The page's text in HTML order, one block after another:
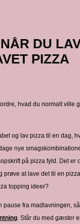
DU
PIZZA
hvad du normalt ville
og lav pizza til en dag,
nye
på pizza fyld. Det er
prøve at lave det til en
topping ideer?
pause fra madlavningen,
. Står du med gæster